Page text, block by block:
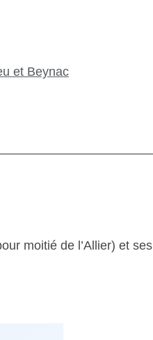
et Beynac
moitié de l’Allier) et ses